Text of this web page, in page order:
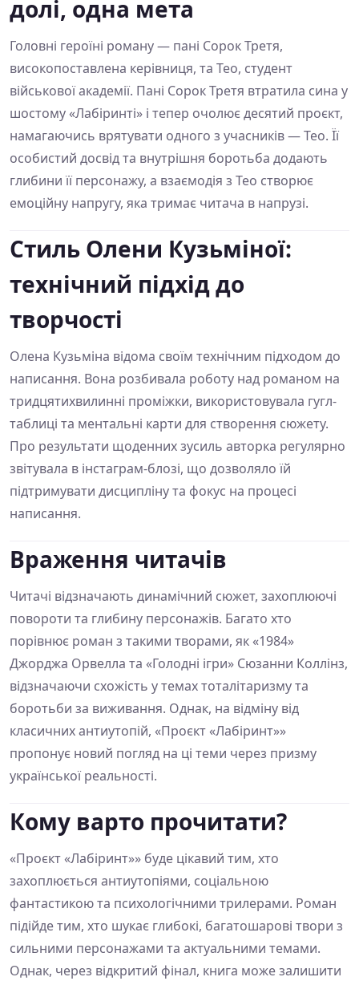
долі, одна мета
Головні героїні роману — пані Сорок Третя,
високопоставлена керівниця, та Тео, студент
військової академії. Пані Сорок Третя втратила сина у
шостому «Лабіринті» і тепер очолює десятий проєкт,
намагаючись врятувати одного з учасників — Тео. Її
особистий досвід та внутрішня боротьба додають
глибини її персонажу, а взаємодія з Тео створює
емоційну напругу, яка тримає читача в напрузі.
Стиль Олени Кузьміної:
технічний підхід до
творчості
Олена Кузьміна відома своїм технічним підходом до
написання. Вона розбивала роботу над романом на
тридцятихвилинні проміжки, використовувала гугл-
таблиці та ментальні карти для створення сюжету.
Про результати щоденних зусиль авторка регулярно
звітувала в інстаграм-блозі, що дозволяло їй
підтримувати дисципліну та фокус на процесі
написання.
Враження читачів
Читачі відзначають динамічний сюжет, захоплюючі
повороти та глибину персонажів. Багато хто
порівнює роман з такими творами, як «1984»
Джорджа Орвелла та «Голодні ігри» Сюзанни Коллінз,
відзначаючи схожість у темах тоталітаризму та
боротьби за виживання. Однак, на відміну від
класичних антиутопій, «Проєкт «Лабіринт»»
пропонує новий погляд на ці теми через призму
української реальності.
Кому варто прочитати?
«Проєкт «Лабіринт»» буде цікавий тим, хто
захоплюється антиутопіями, соціальною
фантастикою та психологічними трилерами. Роман
підійде тим, хто шукає глибокі, багатошарові твори з
сильними персонажами та актуальними темами.
Однак, через відкритий фінал, книга може залишити